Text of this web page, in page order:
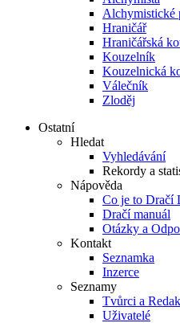
Alchymistické
Hraničář
Hraničářská
Kouzelník
Kouzelnická
Válečník
Zloděj
Ostatní
Hledat
Vyhledávání
Rekordy a
Nápověda
Co je to Dračí
Dračí manuál
Otázky a
Kontakt
Seznamka
Inzerce
Seznamy
Tvůrci a
Uživatelé